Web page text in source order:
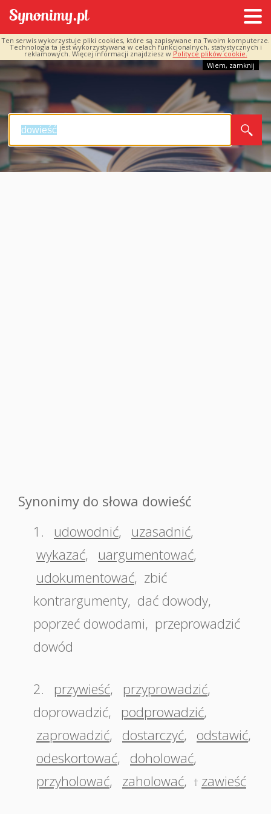
Ten serwis wykorzystuje pliki cookies, które są zapisywane na Twoim komputerze.
Technologia ta jest wykorzystywana w celach funkcjonalnych, statystycznych i
reklamowych. Więcej informacji znajdziesz w Polityce plików cookie.
Wiem, zamknij
Synonimy do słowa dowieść
1.
udowodnić, uzasadnić,
wykazać, uargumentować,
udokumentować, zbić
kontrargumenty, dać dowody,
poprzeć dowodami, przeprowadzić
dowód
2. przywieść, przyprowadzić,
doprowadzić, podprowadzić,
zaprowadzić, dostarczyć, odstawić,
odeskortować, doholować,
przyholować, zaholować, † zawieść